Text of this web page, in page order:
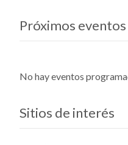
Próximos eventos
No hay eventos
Sitios de interés